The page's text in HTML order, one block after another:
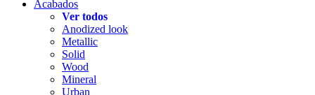
Acabados
Ver todos
Anodized look
Metallic
Solid
Wood
Mineral
Urban